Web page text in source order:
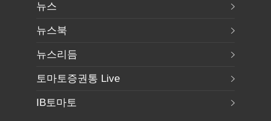
뉴스
뉴스북
뉴스리듬
토마토증권통 Live
IB토마토